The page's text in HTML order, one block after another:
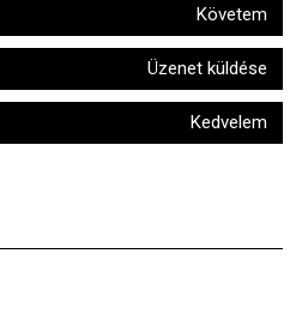
Követem
Üzenet küldése
Kedvelem